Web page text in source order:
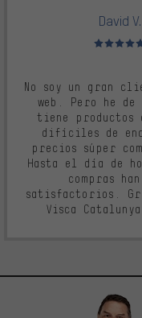
David V.
Valoración
No soy un gran
web. Pero he
tiene productos
difíciles de
precios súper
Hasta el día de
compras
satisfactorios.
Visca